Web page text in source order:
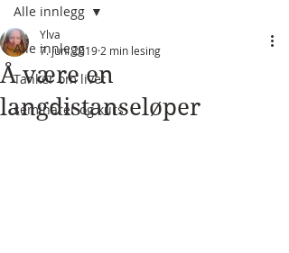
Alle innlegg
Tanker om livet
seminarer og kurs
Alle innlegg
Å være en
langdistanseløper
Ylva
7. juni 2019 2 min lesing